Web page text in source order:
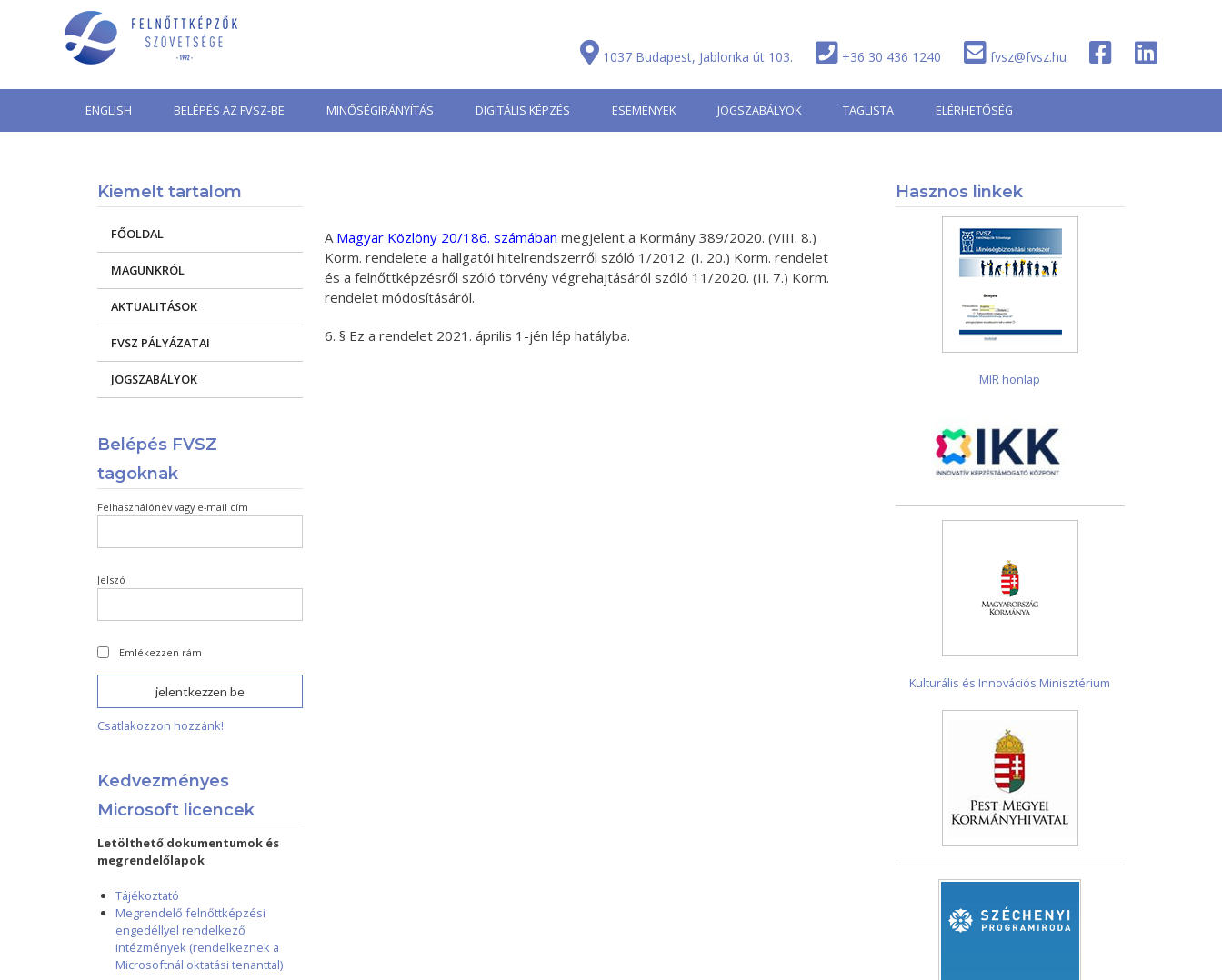
1037 Budapest, Jablonka út 103. +36 30 436 1240 fvsz@fvsz.hu
ENGLISH BELÉPÉS AZ FVSZ-BE MINŐSÉGIRÁNYÍTÁS DIGITÁLIS KÉPZÉS ESEMÉNYEK JOGSZABÁLYOK TAGLISTA ELÉRHETŐSÉG
A Magyar Közlöny 20/186. számában megjelent a Kormány 389/2020. (VIII. 8.)
Korm. rendelete a hallgatói hitelrendszerről szóló 1/2012. (I. 20.) Korm. rendelet
és a felnőttképzésről szóló törvény végrehajtásáról szóló 11/2020. (II. 7.) Korm.
rendelet módosításáról.
6. § Ez a rendelet 2021. április 1-jén lép hatályba.
Kiemelt tartalom
FŐOLDAL
MAGUNKRÓL
AKTUALITÁSOK
FVSZ PÁLYÁZATAI
JOGSZABÁLYOK
Belépés FVSZ
tagoknak
Felhasználónév vagy e-mail cím
Jelszó
Emlékezzen rám
Csatlakozzon hozzánk!
Kedvezményes
Microsoft licencek
Letölthető dokumentumok és
megrendelőlapok
Tájékoztató
Megrendelő felnőttképzési
engedéllyel rendelkező
intézmények (rendelkeznek a
Microsoftnál oktatási tenanttal)
Hasznos linkek
MIR honlap
Kulturális és Innovációs Minisztérium